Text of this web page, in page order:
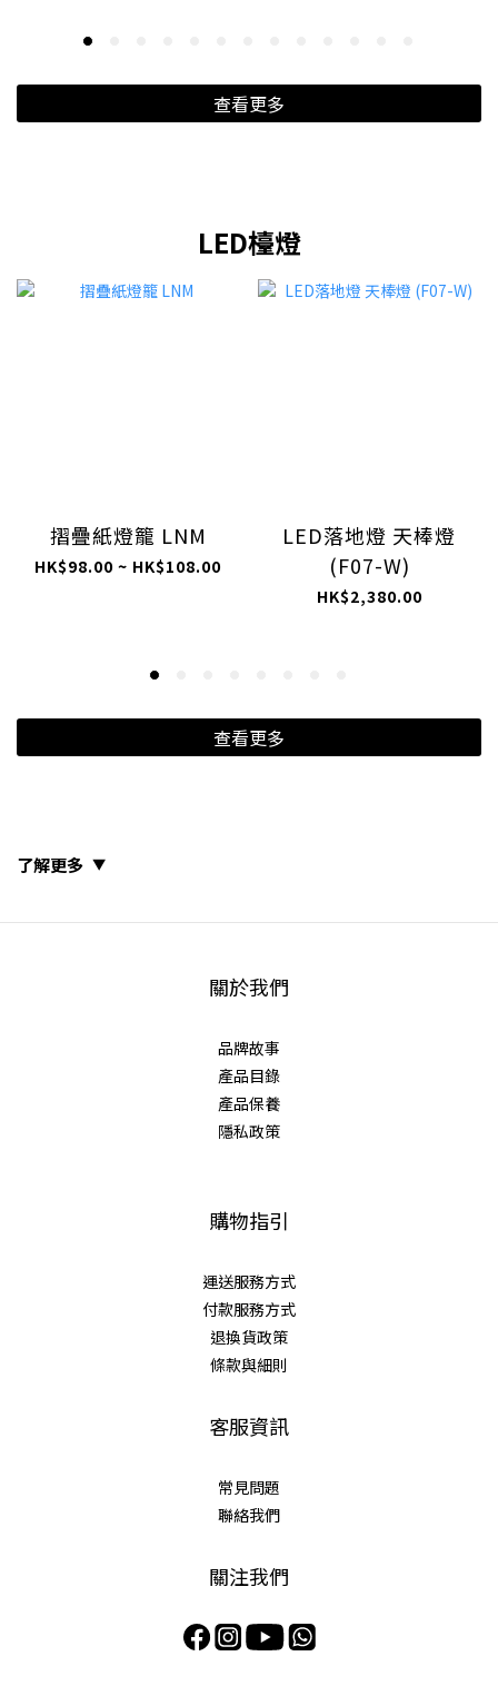
查看更多
LED檯燈
摺疊紙燈籠 LNM
HK$98.00 ~ HK$108.00
LED落地燈 天棒燈
(F07-W)
HK$2,380.00
查看更多
了解更多
關於我們
品牌故事
產品目錄
產品保養
隱私政策
購物指引
運送服務方式
付款服務方式
退換貨政策
條款與細則
客服資訊
常見問題
聯絡我們
關注我們